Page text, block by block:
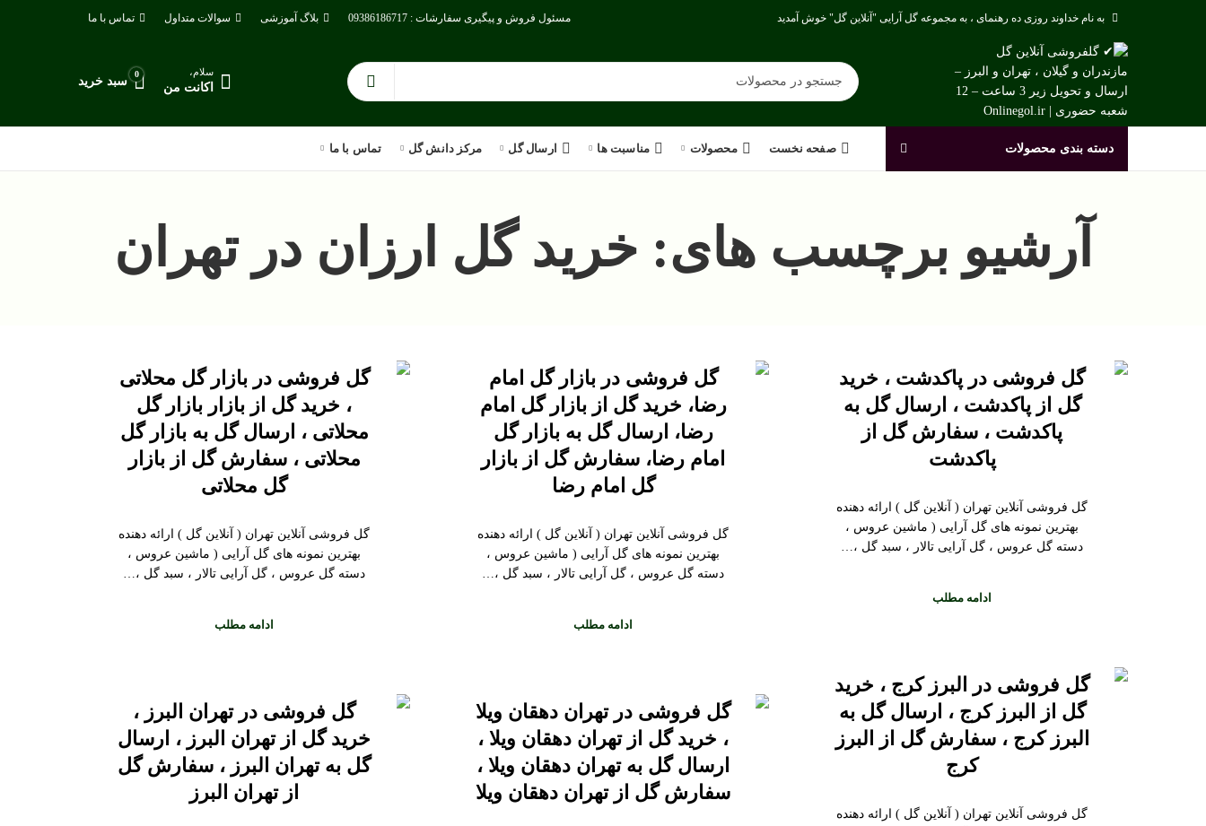
به نام خداوند روزی ده رهنمای ، به مجموعه گل آرایی "آنلاین گل" خوش آمدید مسئول فروش و پیگیری سفارشات : 09386186717 بلاگ آموزشی سوالات متداول تماس با ما
سلام،
اکانت من
0
سبد خرید
دسته بندی محصولات صفحه نخست محصولات مناسبت ها ارسال گل مرکز دانش گل تماس با ما
آرشیو برچسب های: خرید گل ارزان در تهران
گل فروشی در بازار گل محلاتی
، خرید گل از بازار بازار گل
محلاتی ، ارسال گل به بازار گل
محلاتی ، سفارش گل از بازار
گل محلاتی
گل فروشی آنلاین تهران ( آنلاین گل ) ارائه دهنده
بهترین نمونه های گل آرایی ( ماشین عروس ،
دسته گل عروس ، گل آرایی تالار ، سبد گل ،…
ادامه مطلب
گل فروشی در بازار گل امام
رضا، خرید گل از بازار گل امام
رضا، ارسال گل به بازار گل
امام رضا، سفارش گل از بازار
گل امام رضا
گل فروشی آنلاین تهران ( آنلاین گل ) ارائه دهنده
بهترین نمونه های گل آرایی ( ماشین عروس ،
دسته گل عروس ، گل آرایی تالار ، سبد گل ،…
ادامه مطلب
گل فروشی در پاکدشت ، خرید
گل از پاکدشت ، ارسال گل به
پاکدشت ، سفارش گل از
پاکدشت
گل فروشی آنلاین تهران ( آنلاین گل ) ارائه دهنده
بهترین نمونه های گل آرایی ( ماشین عروس ،
دسته گل عروس ، گل آرایی تالار ، سبد گل ،…
ادامه مطلب
گل فروشی در البرز کرج ، خرید
گل از البرز کرج ، ارسال گل به
البرز کرج ، سفارش گل از البرز
کرج
گل فروشی آنلاین تهران ( آنلاین گل ) ارائه دهنده
گل فروشی در تهران البرز ،
خرید گل از تهران البرز ، ارسال
گل به تهران البرز ، سفارش گل
از تهران البرز
گل فروشی در تهران دهقان ویلا
، خرید گل از تهران دهقان ویلا ،
ارسال گل به تهران دهقان ویلا ،
سفارش گل از تهران دهقان ویلا